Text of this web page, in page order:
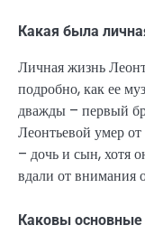
Какая была
Личная жизнь
подробно, как ее
дважды – первый
Леонтьевой умер от
– дочь и сын, хотя
вдали от внимания
Каковы